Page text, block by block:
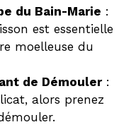
du Bain-Marie :
est essentielle
moelleuse du
de Démouler:
alors prenez